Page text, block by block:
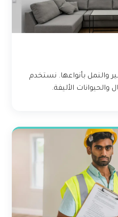
والنمل بأنواعها. نستخدم
الأليفة.